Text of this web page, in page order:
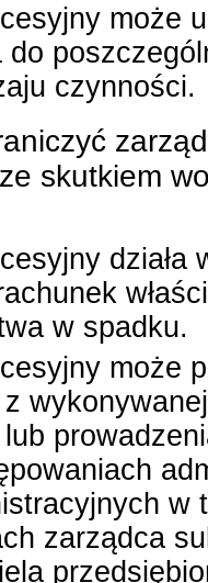
może
do
czynności.
skutkiem
działa
w spadku.
może
w
zarządca